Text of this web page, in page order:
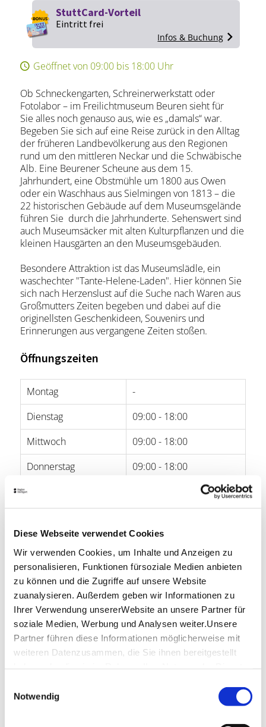
Diese Webseite verwendet Cookies
Wir verwenden Cookies, um Inhalte und Anzeigen zu
personalisieren, Funktionen fürsoziale Medien anbieten
zu können und die Zugriffe auf unsere Website
zuanalysieren. Außerdem geben wir Informationen zu
Ihrer Verwendung unsererWebsite an unsere Partner für
soziale Medien, Werbung und Analysen weiter.Unsere
Partner führen diese Informationen möglicherweise mit
weiteren Datenzusammen, die Sie ihnen bereitgestellt
Impressum
Notwendig
Geöffnet von 09:00 bis 18:00 Uhr
Ob Schneckengarten, Schreinerwerkstatt oder
Fotolabor – im Freilichtmuseum Beuren sieht für
Sie alles noch genauso aus, wie es „damals“ war.
Begeben Sie sich auf eine Reise zurück in den Alltag
der früheren Landbevölkerung aus den Regionen
rund um den mittleren Neckar und die Schwäbische
Alb. Eine Beurener Scheune aus dem 15.
Jahrhundert, eine Obstmühle um 1800 aus Owen
oder ein Waschhaus aus Sielmingen von 1813 – die
22 historischen Gebäude auf dem Museumsgelände
führen Sie durch die Jahrhunderte. Sehenswert sind
auch Museumsäcker mit alten Kulturpflanzen und die
kleinen Hausgärten an den Museumsgebäuden.
Besondere Attraktion ist das Museumslädle, ein
waschechter "Tante-Helene-Laden". Hier können Sie
sich nach Herzenslust auf die Suche nach Waren aus
Großmutters Zeiten begeben und dabei auf die
originellsten Geschenkideen, Souvenirs und
Erinnerungen aus vergangene Zeiten stoßen.
Öffnungszeiten
Montag
-
Dienstag
09:00 - 18:00
Mittwoch
09:00 - 18:00
Donnerstag
09:00 - 18:00
Freitag
Öffnungszeiten von Google
StuttCard-Vorteil
Tageskarte
Infos zur StuttCard
StuttCard-Vorteil
Eintritt frei
Infos & Buchung
Freilichtmuseum Beuren